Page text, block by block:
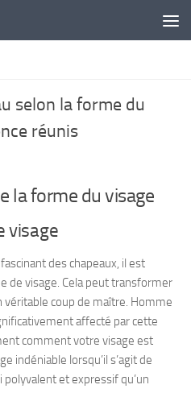
selon la forme du
réunis
la forme du visage
visage
des chapeaux, il est
de visage. Cela peuttransformer
véritable coup de maître. Homme
affecté par cette
comment votre visage est
indéniable lorsqu’il s’agit de
et expressif qu’un